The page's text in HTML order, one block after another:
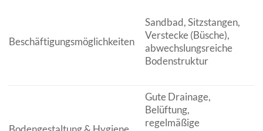
Beschäftigungsmöglichkeiten
Sandbad, Sitzstangen,
Verstecke (Büsche),
abwechslungsreiche
Bodenstruktur
Gute Drainage,
Belüftung,
regelmäßige